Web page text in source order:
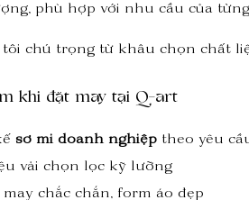
phù hợp với nhu cầu của
chú trọng từ khâu chọn chất
khi đặt may tại Q-art
sơ mi doanh nghiệptheo yêu
vải chọn lọc kỹ lưỡng